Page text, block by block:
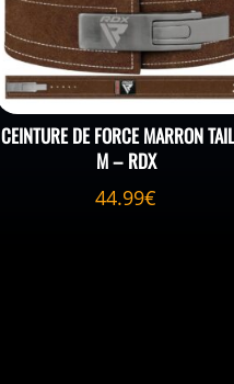
CEINTURE DE FORCE MARRON
M – RDX
44.99€